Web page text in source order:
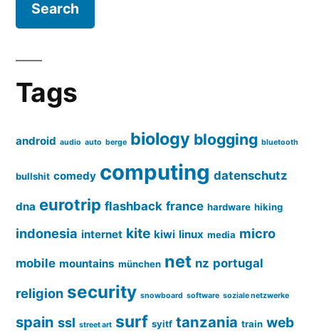
Tags
android audio auto berge biology blogging bluetooth
bullshit comedy computing datenschutz
dna eurotrip flashback france hardware hiking
indonesia internet kite kiwi linux media micro
mobile mountains münchen net nz portugal
religion security snowboard software soziale netzwerke
spain ssl street art surf syitf tanzania train web